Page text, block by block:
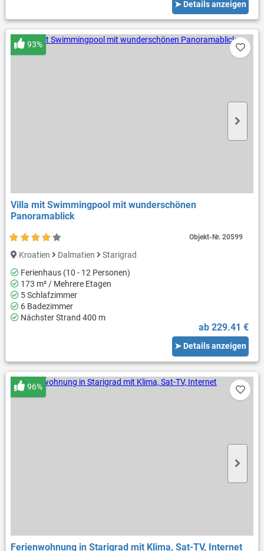
➤ Details anzeigen
Villa mit Swimmingpool mit wunderschönen
Panoramablick
93%
Kroatien Dalmatien
Starigrad
Ferienhaus (10 - 12 Personen)
173 m² / Mehrere Etagen
5 Schlafzimmer
6 Badezimmer
Nächster Strand 400 m
ab 229.41 €
➤ Details anzeigen
Objekt-Nr.20599
Ferienwohnung in Starigrad mit Klima, Sat-TV, Internet
96%